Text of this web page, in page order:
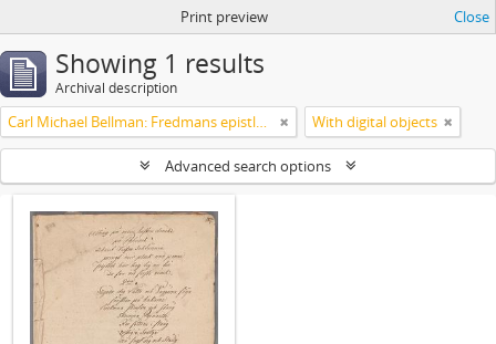
Print preview Close
Showing 1 results
Archival description
Carl Michael Bellman: Fredmans epistlar och sånger m.fl. Bellman-texter With digital objects
Advanced search options